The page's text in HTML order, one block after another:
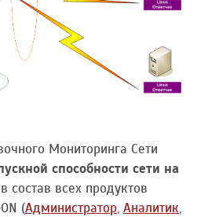
Мониторинга Сети
способности сети на
состав всех продуктов
(Администратор, Аналитик,